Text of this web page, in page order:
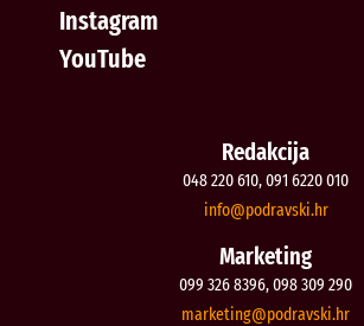
Instagram
YouTube
Redakcija
048 220 610, 091 6220 010
rh.iksvardop
@ofni
Marketing
099 326 8396, 098 309 290
rh.iksvardop
@gnitekram